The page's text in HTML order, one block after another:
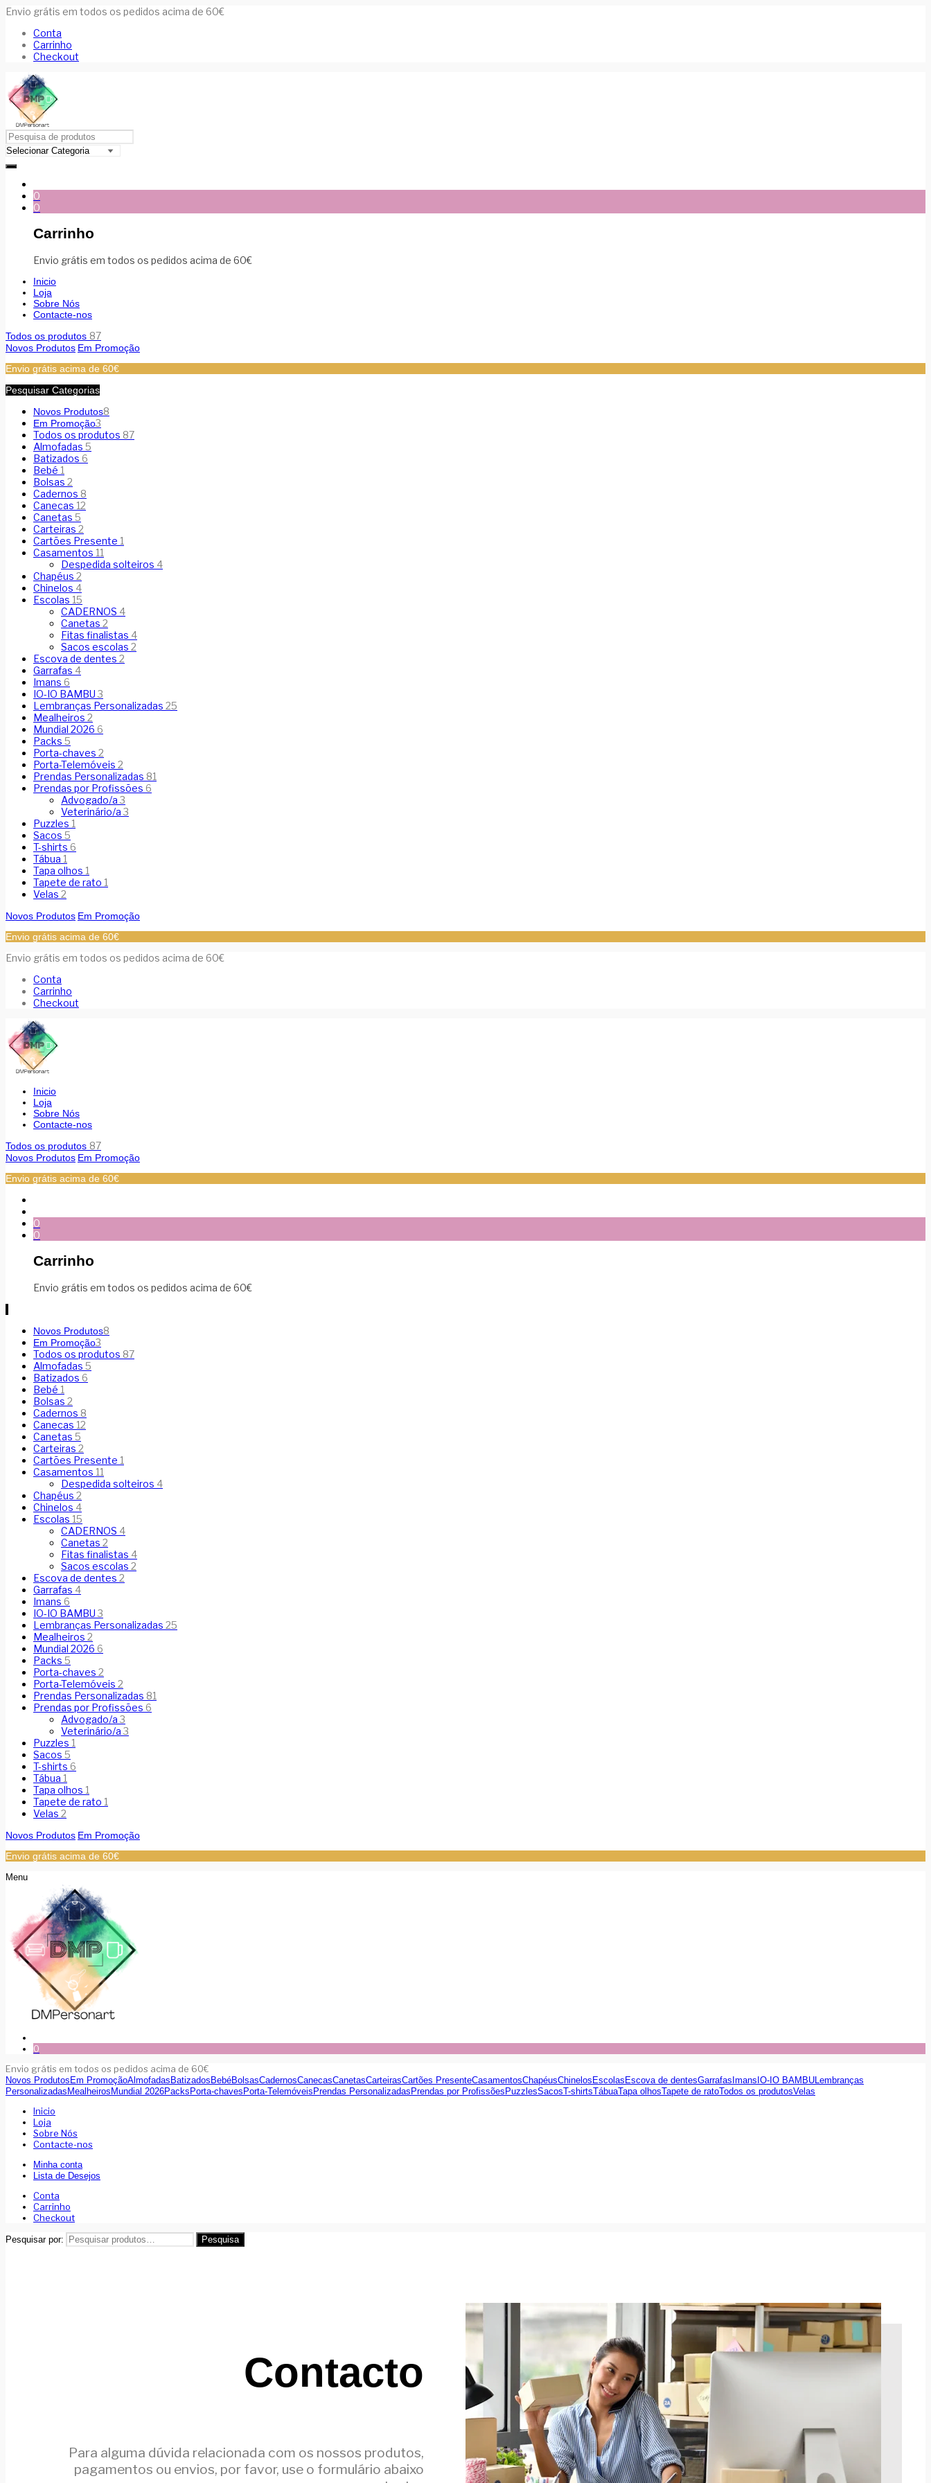
Envio grátis em todos os pedidos acima de 60€
Conta
Carrinho
Checkout
0
0
Carrinho
Envio grátis em todos os pedidos acima de 60€
Inicio
Loja
Sobre Nós
Contacte-nos
Todos os produtos 87
Novos Produtos Em Promoção
Envio grátis acima de 60€
Pesquisar Categorias
Novos Produtos8
Em Promoção3
Todos os produtos 87
Almofadas 5
Batizados 6
Bebé 1
Bolsas 2
Cadernos 8
Canecas 12
Canetas 5
Carteiras 2
Cartões Presente 1
Casamentos 11
Despedida solteiros 4
Chapéus 2
Chinelos 4
Escolas 15
CADERNOS 4
Canetas 2
Fitas finalistas 4
Sacos escolas 2
Escova de dentes 2
Garrafas 4
Imans 6
IO-IO BAMBU3
Lembranças Personalizadas 25
Mealheiros 2
Mundial 2026 6
Packs 5
Porta-chaves 2
Porta-Telemóveis 2
Prendas Personalizadas 81
Prendas por Profissões 6
Advogado/a3
Veterinário/a3
Puzzles 1
Sacos 5
T-shirts 6
Tábua 1
Tapa olhos 1
Tapete de rato 1
Velas 2
Novos Produtos Em Promoção
Envio grátis acima de 60€
Envio grátis em todos os pedidos acima de 60€
Conta
Carrinho
Checkout
Inicio
Loja
Sobre Nós
Contacte-nos
Todos os produtos 87
Novos Produtos Em Promoção
Envio grátis acima de 60€
0
0
Carrinho
Envio grátis em todos os pedidos acima de 60€
Novos Produtos8
Em Promoção3
Todos os produtos 87
Almofadas 5
Batizados 6
Bebé 1
Bolsas 2
Cadernos 8
Canecas 12
Canetas 5
Carteiras 2
Cartões Presente 1
Casamentos 11
Despedida solteiros 4
Chapéus 2
Chinelos 4
Escolas 15
CADERNOS 4
Canetas 2
Fitas finalistas 4
Sacos escolas 2
Escova de dentes 2
Garrafas 4
Imans 6
IO-IO BAMBU3
Lembranças Personalizadas 25
Mealheiros 2
Mundial 2026 6
Packs 5
Porta-chaves 2
Porta-Telemóveis 2
Prendas Personalizadas 81
Prendas por Profissões 6
Advogado/a3
Veterinário/a3
Puzzles 1
Sacos 5
T-shirts 6
Tábua 1
Tapa olhos 1
Tapete de rato 1
Velas 2
Novos Produtos Em Promoção
Envio grátis acima de 60€
Menu
0
Envio grátis em todos os pedidos acima de 60€
Novos ProdutosEm PromoçãoAlmofadasBatizadosBebéBolsasCadernosCanecasCanetasCarteirasCartões PresenteCasamentosChapéusChinelosEscolasEscova de dentesGarrafasImansIO-IO BAMBULembranças
PersonalizadasMealheirosMundial 2026PacksPorta-chavesPorta-TelemóveisPrendas PersonalizadasPrendas por ProfissõesPuzzlesSacosT-shirtsTábuaTapa olhosTapete de ratoTodos os produtosVelas
Inicio
Loja
Sobre Nós
Contacte-nos
Minha conta
Lista de Desejos
Conta
Carrinho
Checkout
Pesquisar por: Pesquisa
Contacto
Para alguma dúvida relacionada com os nossos produtos,
pagamentos ou envios, por favor, use o formulário abaixo